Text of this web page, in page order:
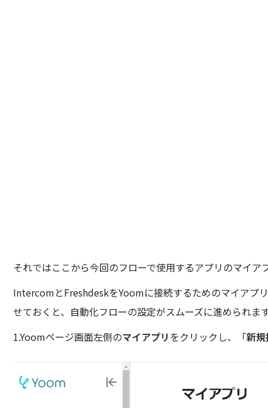
それではここから今回のフローで使用するアプリのマイア
IntercomとFreshdeskをYoomに接続するためのマイアプ
せておくと、自動化フローの設定がスムーズに進められま
1.Yoomページ画面左側のマイアプリ をクリックし、「新